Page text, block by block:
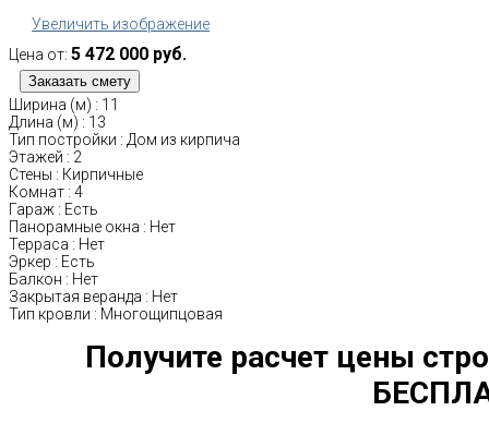
Увеличить изображение
Цена от: 5 472 000 руб.
Ширина (м) : 11
Длина (м) : 13
Тип постройки : Дом из кирпича
Этажей : 2
Стены : Кирпичные
Комнат : 4
Гараж : Есть
Панорамные окна : Нет
Терраса : Нет
Эркер : Есть
Балкон : Нет
Закрытая веранда : Нет
Тип кровли : Многощипцовая
Получите расчет цены